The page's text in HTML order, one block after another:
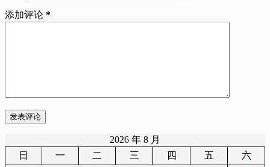
添加评论 *
发表评论
2026 年 8 月
日
一 二 三 四 五
六